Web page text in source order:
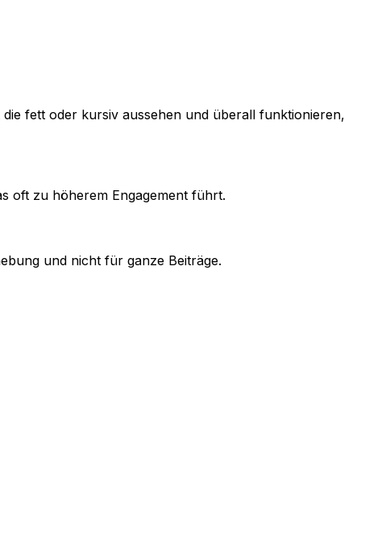
fett oder kursiv aussehen und überall funktionieren,
oft zu höherem Engagement führt.
und nicht für ganze Beiträge.